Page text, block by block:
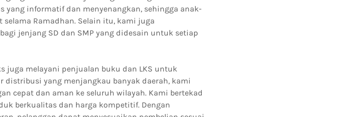
informatif dan menyenangkan, sehingga anak-
Ramadhan. Selain itu, kami juga
jenjang SD dan SMP yang didesain untuk setiap
juga melayani penjualan buku dan LKS untuk
distribusi yang menjangkau banyak daerah, kami
cepat dan aman ke seluruh wilayah. Kami bertekad
berkualitas dan harga kompetitif. Dengan